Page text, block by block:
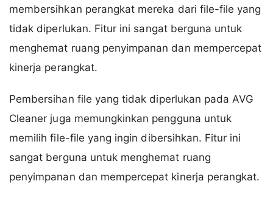
membersihkan perangkat mereka dari file-file yang
tidak diperlukan. Fitur ini sangat berguna untuk
menghemat ruang penyimpanan dan mempercepat
kinerja perangkat.
Pembersihan file yang tidak diperlukan pada AVG
Cleaner juga memungkinkan pengguna untuk
memilih file-file yang ingin dibersihkan. Fitur ini
sangat berguna untuk menghemat ruang
penyimpanan dan mempercepat kinerja perangkat.